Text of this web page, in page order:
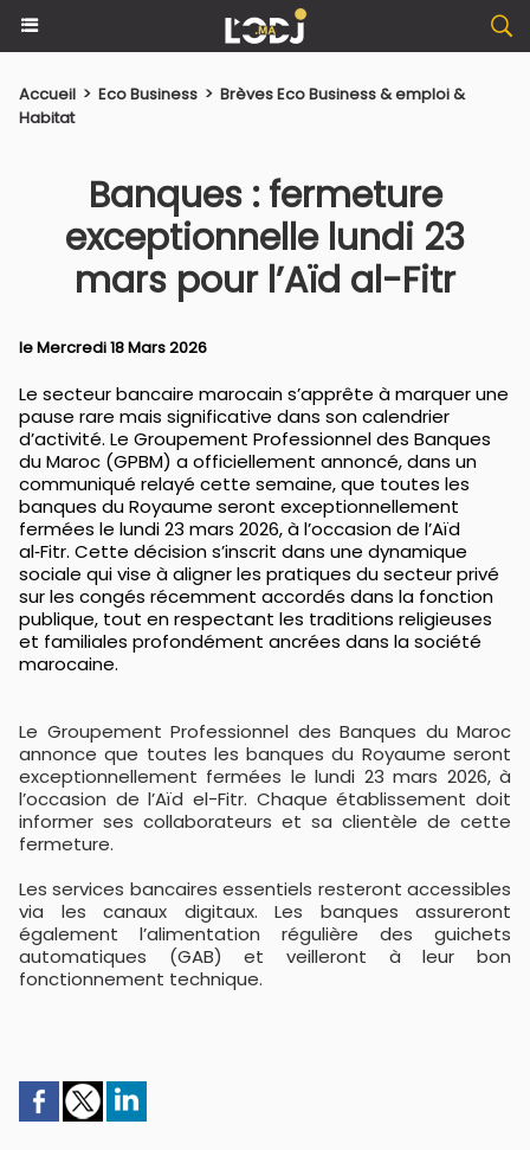
Accueil > Eco Business > Brèves Eco Business & emploi &
Habitat
Banques : fermeture
exceptionnelle lundi 23
mars pour l’Aïd al-Fitr
le Mercredi 18 Mars 2026
Le secteur bancaire marocain s’apprête à marquer une
pause rare mais significative dans son calendrier
d’activité. Le Groupement Professionnel des Banques
du Maroc (GPBM) a officiellement annoncé, dans un
communiqué relayé cette semaine, que toutes les
banques du Royaume seront exceptionnellement
fermées le lundi 23 mars 2026, à l’occasion de l’Aïd
al‑Fitr. Cette décision s’inscrit dans une dynamique
sociale qui vise à aligner les pratiques du secteur privé
sur les congés récemment accordés dans la fonction
publique, tout en respectant les traditions religieuses
et familiales profondément ancrées dans la société
marocaine.
Le Groupement Professionnel des Banques du Maroc
annonce que toutes les banques du Royaume seront
exceptionnellement fermées le lundi 23 mars 2026, à
l’occasion de l’Aïd el-Fitr. Chaque établissement doit
informer ses collaborateurs et sa clientèle de cette
fermeture.
Les services bancaires essentiels resteront accessibles
via les canaux digitaux. Les banques assureront
également l’alimentation régulière des guichets
automatiques (GAB) et veilleront à leur bon
fonctionnement technique.